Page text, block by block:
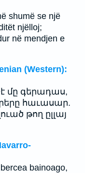
shumë se një
njëlloj;
në mendjen e
(Western):
մը գերադաս,
հաւասար.
թող ըլլայ
bainoago,